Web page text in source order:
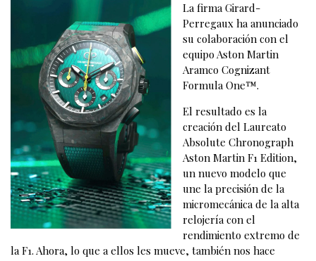
La firma Girard-
Perregaux ha anunciado
su colaboración con el
equipo Aston Martin
Aramco Cognizant
Formula One™.
El resultado es la
creación del Laureato
Absolute Chronograph
Aston Martin F1 Edition,
un nuevo modelo que
une la precisión de la
micromecánica de la alta
relojería con el
rendimiento extremo de
la F1. Ahora, lo que a ellos les mueve, también nos hace